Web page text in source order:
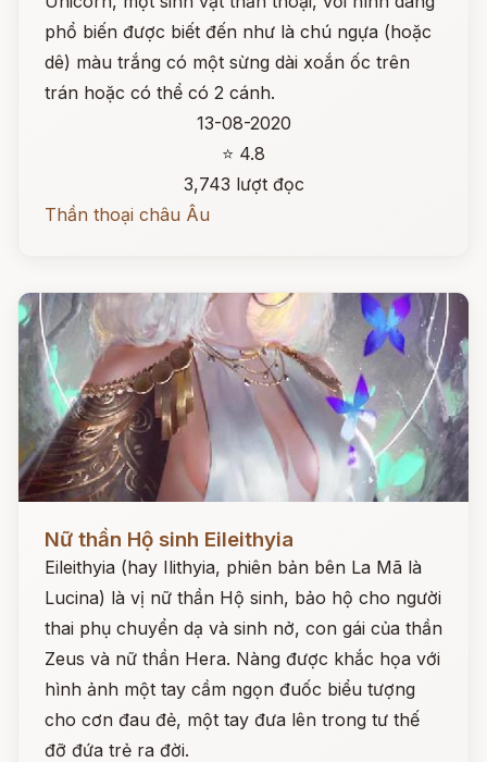
phổ biến được biết đến như là chú ngựa (hoặc
dê) màu trắng có một sừng dài xoắn ốc trên
trán hoặc có thể có 2 cánh.
13-08-2020
⭐ 4.8
3,743 lượt đọc
Thần thoại châu Âu
Nữ thần Hộ sinh Eileithyia
Eileithyia (hay Ilithyia, phiên bản bên La Mã là
Lucina) là vị nữ thần Hộ sinh, bảo hộ cho người
thai phụ chuyển dạ và sinh nở, con gái của thần
Zeus và nữ thần Hera. Nàng được khắc họa với
hình ảnh một tay cầm ngọn đuốc biểu tượng
cho cơn đau đẻ, một tay đưa lên trong tư thế
đỡ đứa trẻ ra đời.